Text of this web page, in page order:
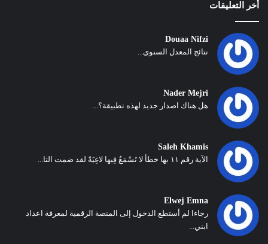
أخر التعليقات
Douaa Nifzi
نتائج المعدل السنوي...
Nader Mejri
هل هناك اصدار جديد لهذه تطبيقة؟...
Saleh Khamis
الآية رقم ١١ بها خطأ لا تَسْمَعُ فِيها لاغِيَةً لقد ضمت التا...
Elwej Emna
رجاءا لم أستطع الدخول إلى المنصة الرقمية لمعرفة اعداد
ابني...